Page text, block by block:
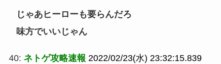
じゃあヒーローも要らんだろ
味方でいいじゃん
40: ネトゲ攻略速報 2022/02/23(水) 23:32:15.839